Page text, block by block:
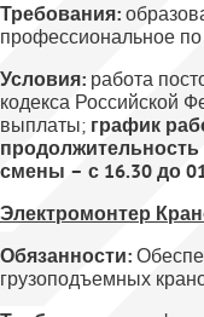
Требования:
профессиональное
Условия: работа
кодекса Российской
выплаты; график
смены – с 16.30 до
Электромонтер
Обязанности:
грузоподъемных